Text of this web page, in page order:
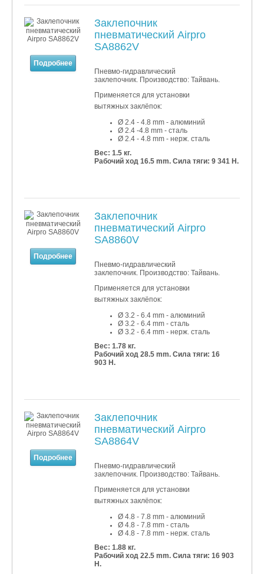
Подробнее
Заклепочник
пневматический Airpro
SA8862V
Пневмо-гидравлический
заклепочник. Производство: Тайвань.
Применяется для установки
вытяжных заклёпок:
Ø 2.4 - 4.8 mm - алюминий
Ø 2.4 -4.8 mm - сталь
Ø 2.4 - 4.8 mm - нерж. сталь
Вес: 1.5 кг.
Рабочий ход 16.5 mm. Сила тяги: 9 341 Н.
Подробнее
Заклепочник
пневматический Airpro
SA8860V
Пневмо-гидравлический
заклепочник. Производство: Тайвань.
Применяется для установки
вытяжных заклёпок:
Ø 3.2 - 6.4 mm - алюминий
Ø 3.2 - 6.4mm - сталь
Ø 3.2 - 6.4mm - нерж. сталь
Вес: 1.78 кг.
Рабочий ход 28.5 mm. Сила тяги: 16
903 Н.
Подробнее
Заклепочник
пневматический Airpro
SA8864V
Пневмо-гидравлический
заклепочник. Производство: Тайвань.
Применяется для установки
вытяжных заклёпок:
Ø 4.8 - 7.8 mm - алюминий
Ø 4.8 - 7.8 mm - сталь
Ø 4.8 - 7.8 mm - нерж. сталь
Вес: 1.88 кг.
Рабочий ход 22.5 mm. Сила тяги: 16 903
Н.